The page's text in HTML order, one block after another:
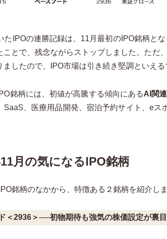
たIPOの連勝記録は、11月最初のIPO銘柄と
ことで、残念ながらストップしました。ただ
したので、IPO市場は引き続き堅調といえる
銘柄には、初値が高騰する傾向にあるAI関
SaaS、医療用品開発、宿泊予約サイト、eス
月の気になるIPO銘柄
銘柄のなかから、特徴ある２銘柄を紹介しま
＜2936＞──初物期待も強気の株価設定が裏